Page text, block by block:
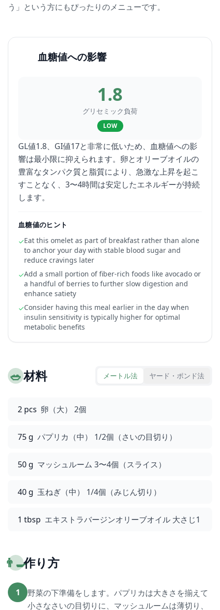
う」という方にもぴったりのメニューです。
血糖値への影響
1.8
グリセミック負荷
LOW
GL値1.8、GI値17と非常に低いため、血糖値への影
響は最小限に抑えられます。卵とオリーブオイルの
豊富なタンパク質と脂質により、急激な上昇を起こ
すことなく、3〜4時間は安定したエネルギーが持続
します。
血糖値のヒント
✓Eat this omelet as part of breakfast rather than alone
to anchor your day with stable blood sugar and
reduce cravings later
✓Add a small portion of fiber-rich foods like avocado or
a handful of berries to further slow digestion and
enhance satiety
✓Consider having this meal earlier in the day when
insulin sensitivity is typically higher for optimal
metabolic benefits
🥗材料 メートル法 ヤード・ポンド法
2 pcs 卵（大） 2個
75 g パプリカ（中） 1/2個（さいの目切り）
50 g マッシュルーム 3〜4個（スライス）
40 g 玉ねぎ（中） 1/4個（みじん切り）
1 tbsp エキストラバージンオリーブオイル 大さじ1
👨‍🍳作り方
1
野菜の下準備をします。パプリカは大きさを揃えて
小さなさいの目切りに、マッシュルームは薄切り、